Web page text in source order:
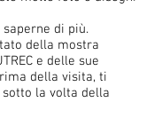
di più.
della mostra
e delle sue
della visita, ti
la volta della